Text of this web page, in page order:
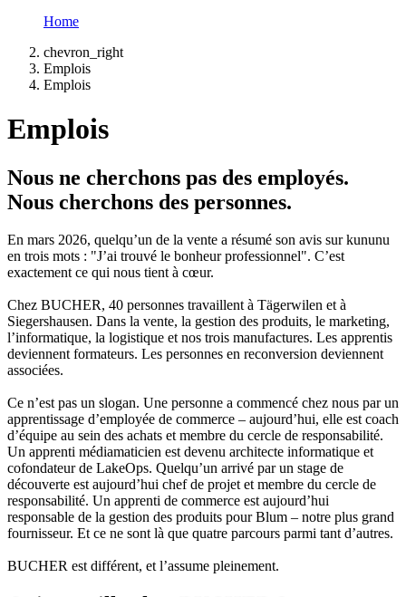
Home
chevron_right
Emplois
Emplois
Emplois
Nous ne cherchons pas des employés.
Nous cherchons des personnes.
En mars 2026, quelqu’un de la vente a résumé son avis sur kununu
en trois mots : "J’ai trouvé le bonheur professionnel". C’est
exactement ce qui nous tient à cœur.
Chez BUCHER, 40 personnes travaillent à Tägerwilen et à
Siegershausen. Dans la vente, la gestion des produits, le marketing,
l’informatique, la logistique et nos trois manufactures. Les apprentis
deviennent formateurs. Les personnes en reconversion deviennent
associées.
Ce n’est pas un slogan. Une personne a commencé chez nous par un
apprentissage d’employée de commerce – aujourd’hui, elle est coach
d’équipe au sein des achats et membre du cercle de responsabilité.
Un apprenti médiamaticien est devenu architecte informatique et
cofondateur de LakeOps. Quelqu’un arrivé par un stage de
découverte est aujourd’hui chef de projet et membre du cercle de
responsabilité. Un apprenti de commerce est aujourd’hui
responsable de la gestion des produits pour Blum – notre plus grand
fournisseur. Et ce ne sont là que quatre parcours parmi tant d’autres.
BUCHER est différent, et l’assume pleinement.